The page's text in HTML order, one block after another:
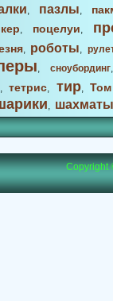
, пазлы,
, поцелуи,
, роботы,
, сноубординг
,тетрис, тир,
, шахматы
Copyright